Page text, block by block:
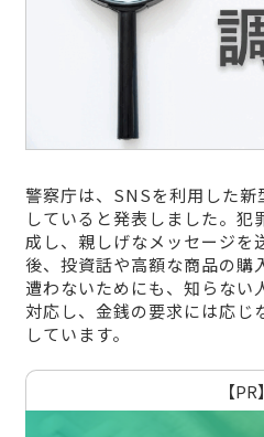
警察庁は、SNSを利用した新
していると発表しました。犯
成し、親しげなメッセージを
後、投資話や高額な商品の購
遭わないためにも、知らない
対応し、金銭の要求には応じ
しています。
【PR】